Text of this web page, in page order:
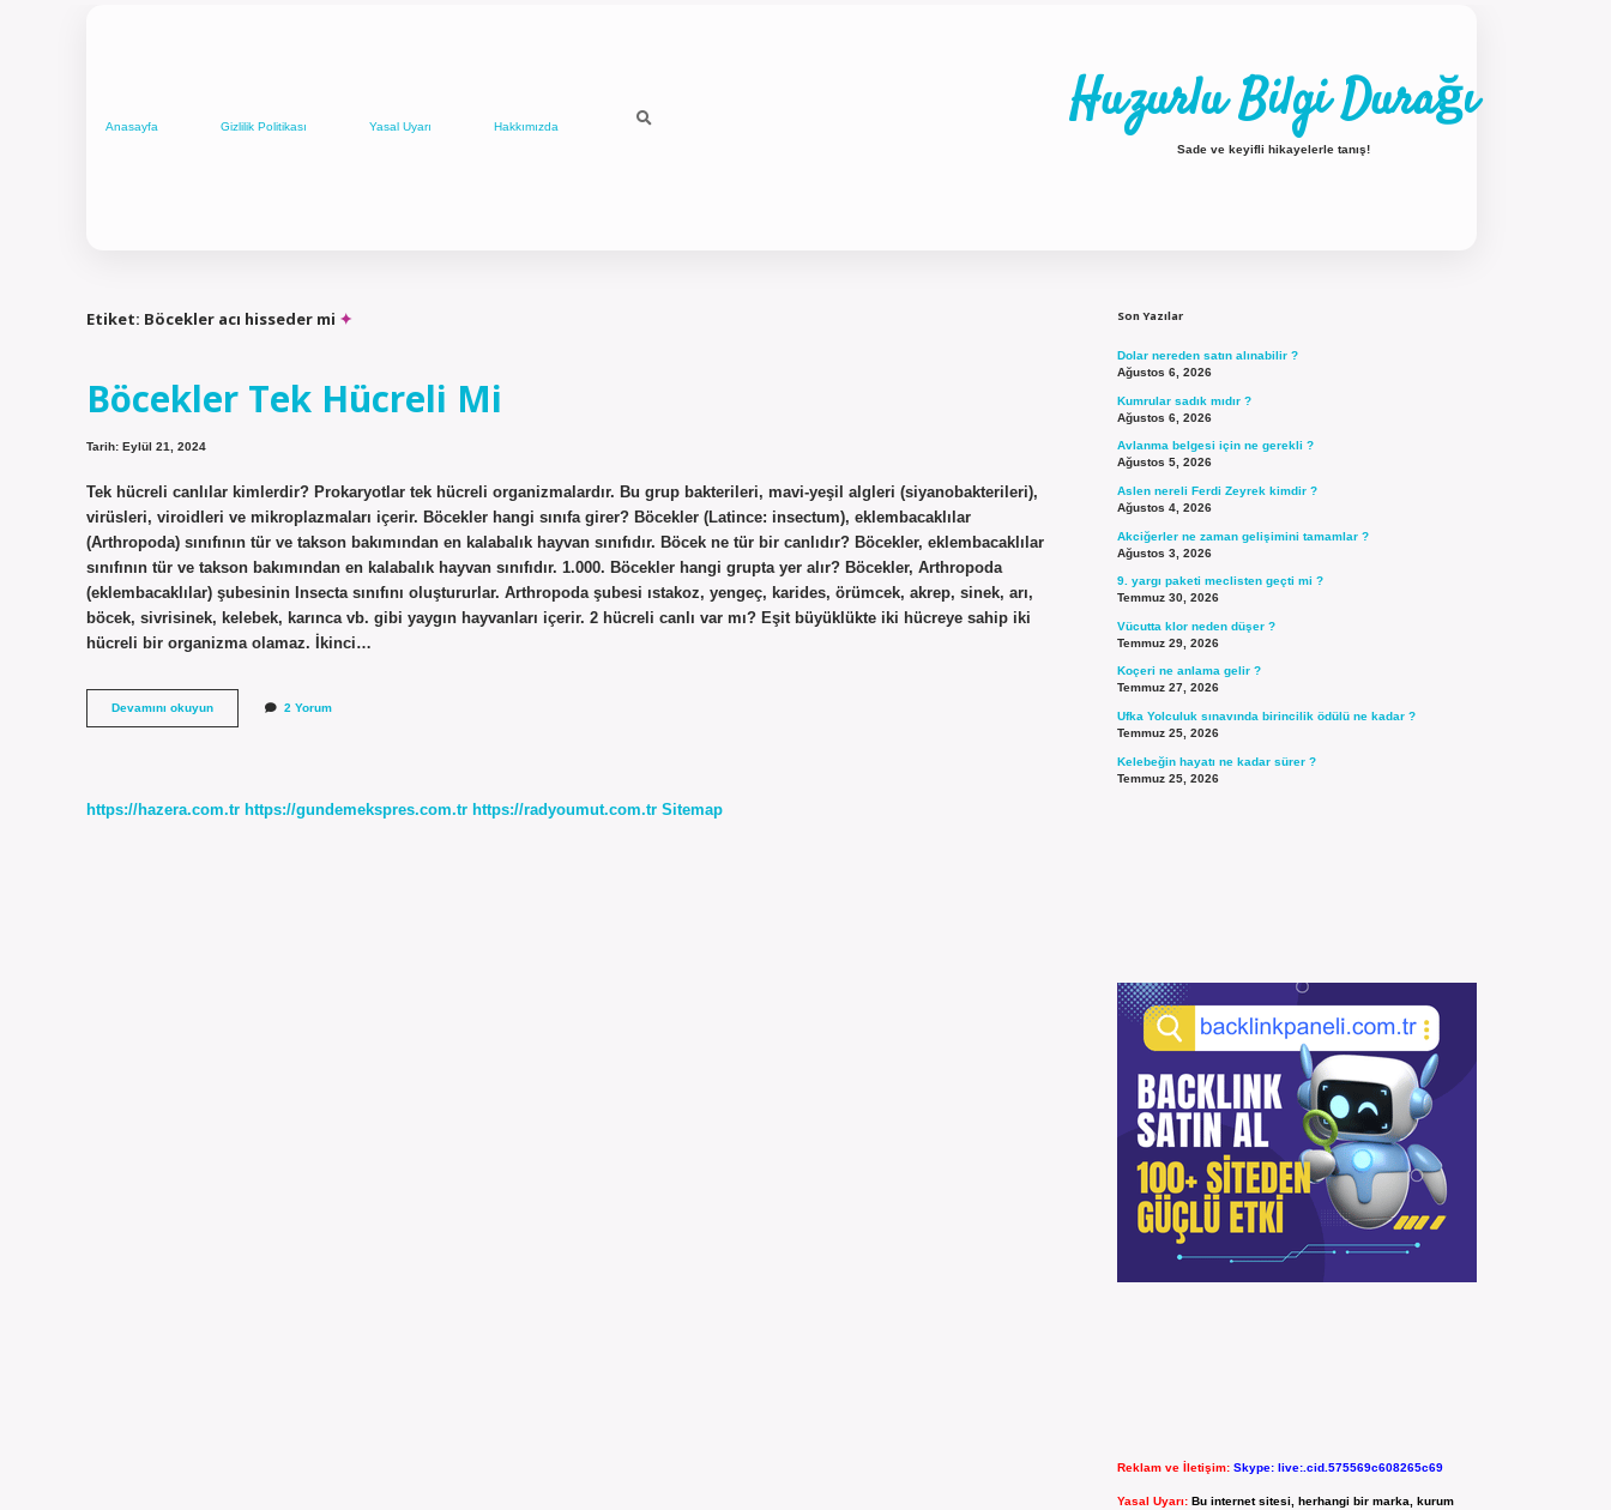
Anasayfa Gizlilik Politikası Yasal Uyarı Hakkımızda Huzurlu Bilgi Durağı
Sade ve keyifli hikayelerle tanış!
Etiket: Böcekler acı hisseder mi
Böcekler Tek Hücreli Mi
Tarih: Eylül 21, 2024
Tek hücreli canlılar kimlerdir? Prokaryotlar tek hücreli organizmalardır. Bu grup bakterileri, mavi-yeşil algleri (siyanobakterileri),
virüsleri, viroidleri ve mikroplazmaları içerir. Böcekler hangi sınıfa girer? Böcekler (Latince: insectum), eklembacaklılar
(Arthropoda) sınıfının tür ve takson bakımından en kalabalık hayvan sınıfıdır. Böcek ne tür bir canlıdır? Böcekler, eklembacaklılar
sınıfının tür ve takson bakımından en kalabalık hayvan sınıfıdır. 1.000. Böcekler hangi grupta yer alır? Böcekler, Arthropoda
(eklembacaklılar) şubesinin Insecta sınıfını oluştururlar. Arthropoda şubesi ıstakoz, yengeç, karides, örümcek, akrep, sinek, arı,
böcek, sivrisinek, kelebek, karınca vb. gibi yaygın hayvanları içerir. 2 hücreli canlı var mı? Eşit büyüklükte iki hücreye sahip iki
hücreli bir organizma olamaz. İkinci…
Devamını okuyunBöcekler
Tek
2 Yorum
https://hazera.com.tr https://gundemekspres.com.tr https://radyoumut.com.tr Sitemap
Son Yazılar
Dolar nereden satın alınabilir ?
Ağustos 6, 2026
Kumrular sadık mıdır ?
Ağustos 6, 2026
Avlanma belgesi için ne gerekli ?
Ağustos 5, 2026
Aslen nereli Ferdi Zeyrek kimdir ?
Ağustos 4, 2026
Akciğerler ne zaman gelişimini tamamlar ?
Ağustos 3, 2026
9. yargı paketi meclisten geçti mi ?
Temmuz 30, 2026
Vücutta klor neden düşer ?
Temmuz 29, 2026
Koçeri ne anlama gelir ?
Temmuz 27, 2026
Ufka Yolculuk sınavında birincilik ödülü ne kadar ?
Temmuz 25, 2026
Kelebeğin hayatı ne kadar sürer ?
Temmuz 25, 2026
Reklam ve İletişim: Skype: live:.cid.575569c608265c69
Yasal Uyarı: Bu internet sitesi, herhangi bir marka, kurum